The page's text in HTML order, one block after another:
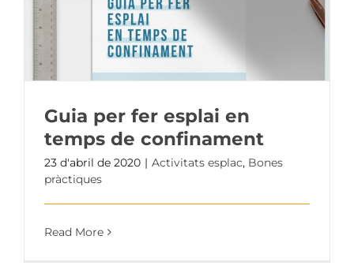
Guia per fer esplai en
temps de confinament
23 d'abril de 2020 | Activitats esplac, Bones
pràctiques
Read More